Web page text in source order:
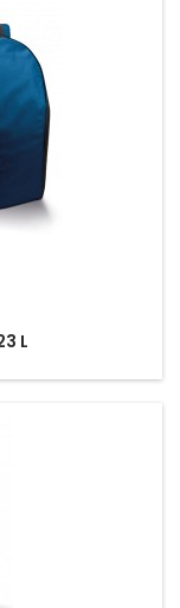
L